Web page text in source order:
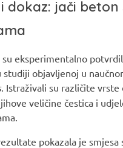
dokaz: jači
su eksperimentalno
studiji objavljenoj u
. Istraživali su različite vrste
veličine čestica i
pokazala je smjesa